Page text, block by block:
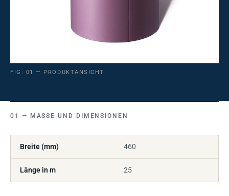
FIG. 01 — PRODUKTANSICHT
MASSE UND DIMENSIONEN
Breite (mm) 460
Länge in m 25